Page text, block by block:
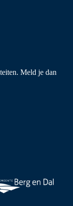
Meld je dan